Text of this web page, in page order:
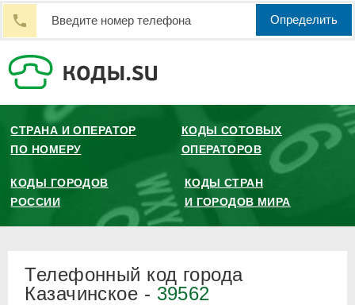
Определить
СТРАНА И ОПЕРАТОР
ПО НОМЕРУ
КОДЫ СОТОВЫХ
ОПЕРАТОРОВ
КОДЫ ГОРОДОВ
РОССИИ
КОДЫ СТРАН
И ГОРОДОВ МИРА
Телефонный код города
Казачинское - 39562